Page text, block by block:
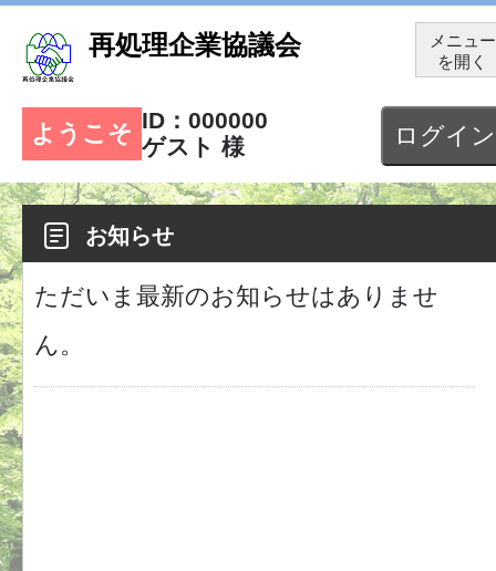
再処理企業協議会
メニュー
を開く
ようこそ ID：000000
ゲスト 様
お知らせ
ただいま最新のお知らせはありませ
ん。